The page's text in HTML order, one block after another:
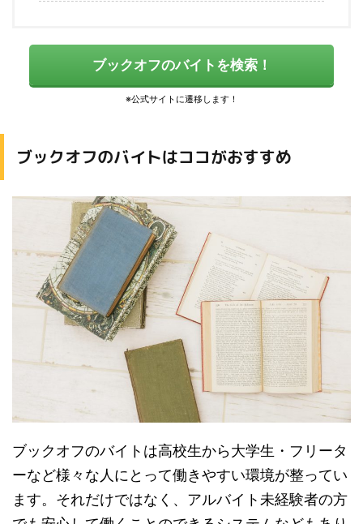
ブックオフのバイトを検索！
ブックオフのバイトはココがおすすめ
ブックオフのバイトは高校生から大学生・フリータ
ーなど様々な人にとって働きやすい環境が整ってい
ます。それだけではなく、アルバイト未経験者の方